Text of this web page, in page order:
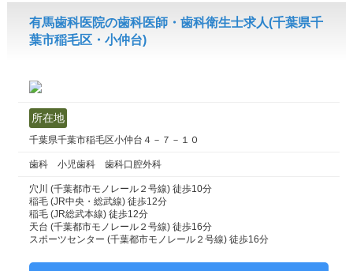
有馬歯科医院の歯科医師・歯科衛生士求人(千葉県千
葉市稲毛区・小仲台)
所在地
千葉県千葉市稲毛区小仲台４－７－１０
歯科 小児歯科 歯科口腔外科
穴川 (千葉都市モノレール２号線) 徒歩10分
稲毛 (JR中央・総武線) 徒歩12分
稲毛 (JR総武本線) 徒歩12分
天台 (千葉都市モノレール２号線) 徒歩16分
スポーツセンター (千葉都市モノレール２号線) 徒歩16分